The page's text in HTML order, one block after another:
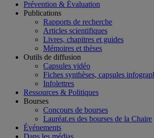
Prévention & Évaluation
Publications
Rapports de recherche
Articles scientifiques
Livres, chapitres et guides
Mémoires et thèses
Outils de diffusion
Capsules vidéo
Fiches synthèses, capsules
Infolettres
Ressources & Politiques
Bourses
Concours de bourses
Lauréat.es des bourses de la Chaire
Événements
Dans les médias